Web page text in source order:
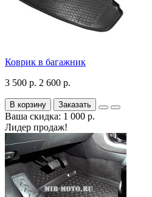
Коврик в багажник
3 500 р. 2 600 р.
В корзину Заказать
Ваша скидка: 1 000 р.
Лидер продаж!